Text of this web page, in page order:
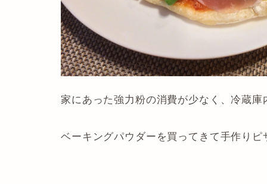
家にあった強力粉の消費が少なく、冷蔵
ベーキングパウダーを買ってきて手作りピ